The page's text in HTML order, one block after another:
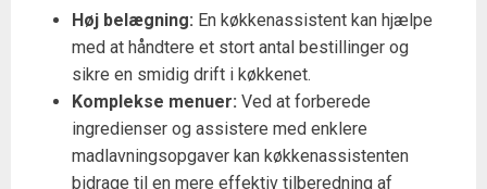
Høj belægning: En køkkenassistent kan hjælpe
med at håndtere et stort antal bestillinger og
sikre en smidig drift i køkkenet.
Komplekse menuer: Ved at forberede
ingredienser og assistere med enklere
madlavningsopgaver kan køkkenassistenten
bidrage til en mere effektiv tilberedning af